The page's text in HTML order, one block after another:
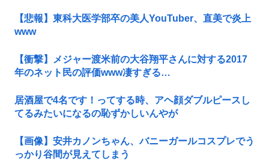
【悲報】東科大医学部卒の美人YouTuber、直美で炎上
www
【衝撃】メジャー渡米前の大谷翔平さんに対する2017
年のネット民の評価www凄すぎる…
居酒屋で4名です！ってする時、アヘ顔ダブルピースし
てるみたいになるの恥ずかしいんやが
【画像】安井カノンちゃん、バニーガールコスプレでう
っかり谷間が見えてしまう